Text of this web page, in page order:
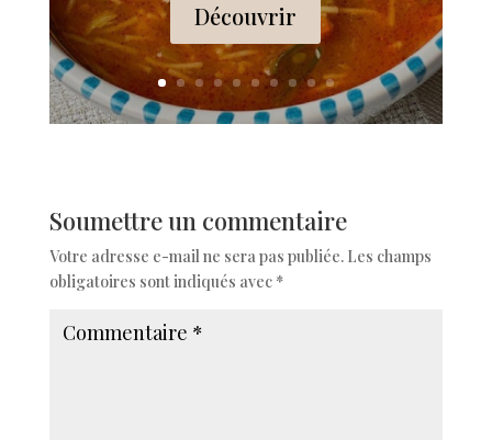
Découvrir
Soumettre un commentaire
Votre adresse e-mail ne sera pas publiée. Les champs
obligatoires sont indiqués avec *